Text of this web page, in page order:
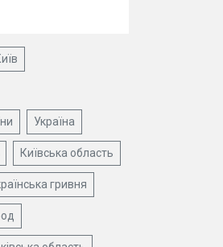
Україна
Київська область
гривня